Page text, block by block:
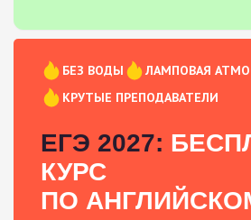
БЕЗ ВОДЫ
ЛАМПОВАЯ
КРУТЫЕ ПРЕПОДАВАТЕЛИ
ЕГЭ 2027:
КУРС
ПО